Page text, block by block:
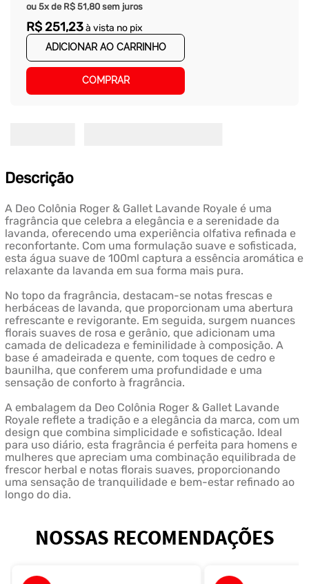
ou 5x de R$ 51,80 sem juros
R$ 251,23à vista no pix
ADICIONAR AO CARRINHO
COMPRAR
Descrição
A Deo Colônia Roger & Gallet Lavande Royale é uma
fragrância que celebra a elegância e a serenidade da
lavanda, oferecendo uma experiência olfativa refinada e
reconfortante. Com uma formulação suave e sofisticada,
esta água suave de 100ml captura a essência aromática e
relaxante da lavanda em sua forma mais pura.
No topo da fragrância, destacam-se notas frescas e
herbáceas de lavanda, que proporcionam uma abertura
refrescante e revigorante. Em seguida, surgem nuances
florais suaves de rosa e gerânio, que adicionam uma
camada de delicadeza e feminilidade à composição. A
base é amadeirada e quente, com toques de cedro e
baunilha, que conferem uma profundidade e uma
sensação de conforto à fragrância.
A embalagem da Deo Colônia Roger & Gallet Lavande
Royale reflete a tradição e a elegância da marca, com um
design que combina simplicidade e sofisticação. Ideal
para uso diário, esta fragrância é perfeita para homens e
mulheres que apreciam uma combinação equilibrada de
frescor herbal e notas florais suaves, proporcionando
uma sensação de tranquilidade e bem-estar refinado ao
longo do dia.
NOSSAS RECOMENDAÇÕES